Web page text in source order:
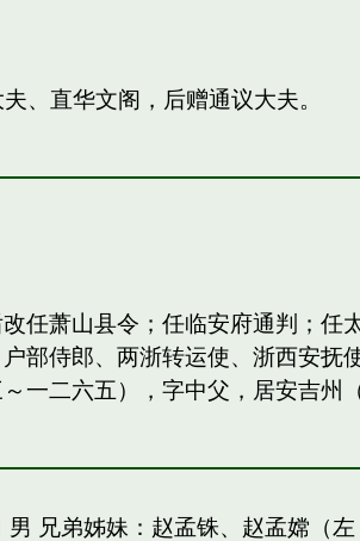
、直华文阁，后赠通议大夫。
任萧山县令；任临安府通判；
部侍郎、两浙转运使、浙西安抚
一二六五），字中父，居安吉州
男 兄弟姊妹： 赵孟铢、 赵孟嫦（左